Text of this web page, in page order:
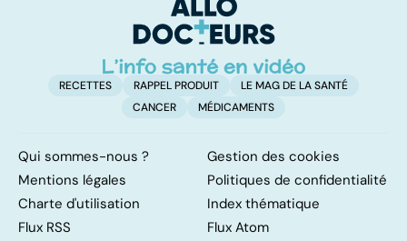
RECETTES RAPPEL PRODUIT
LE MAG DE LA SANTÉ
CANCER
MÉDICAMENTS
Qui sommes-nous ?
Gestion des cookies
Mentions légales
Politiques de confidentialité
Charte d'utilisation
Index thématique
Flux RSS
Flux Atom